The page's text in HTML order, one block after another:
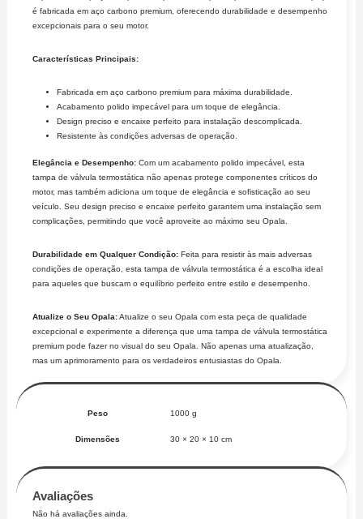
é fabricada em aço carbono premium, oferecendo durabilidade e desempenho
excepcionais para o seu motor.
Características Principais:
Fabricada em aço carbono premium para máxima durabilidade.
Acabamento polido impecável para um toque de elegância.
Design preciso e encaixe perfeito para instalação descomplicada.
Resistente às condições adversas de operação.
Elegância e Desempenho: Com um acabamento polido impecável, esta
tampa de válvula termostática não apenas protege componentes críticos do
motor, mas também adiciona um toque de elegância e sofisticação ao seu
veículo. Seu design preciso e encaixe perfeito garantem uma instalação sem
complicações, permitindo que você aproveite ao máximo seu Opala.
Durabilidade em Qualquer Condição: Feita para resistir às mais adversas
condições de operação, esta tampa de válvula termostática é a escolha ideal
para aqueles que buscam o equilíbrio perfeito entre estilo e desempenho.
Atualize o Seu Opala:Atualize o seu Opala com esta peça de qualidade
excepcional e experimente a diferença que uma tampa de válvula termostática
premium pode fazer no visual do seu Opala. Não apenas uma atualização,
mas um aprimoramento para os verdadeiros entusiastas do Opala.
Peso 1000 g
Dimensões 30 × 20 × 10 cm
Avaliações
Não há avaliações ainda.